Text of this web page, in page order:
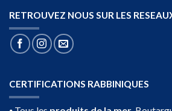
RETROUVEZ NOUS SUR LES
CERTIFICATIONS RABBINIQUES